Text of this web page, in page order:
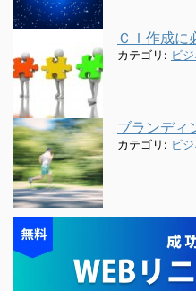
ＣＩ作成に
カテゴリ: ビ
ブランディ
カテゴリ: ビ